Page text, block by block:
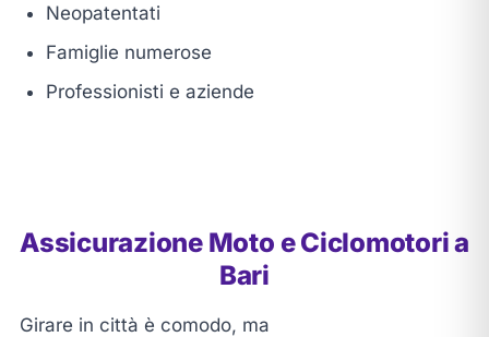
Neopatentati
Famiglie numerose
Professionisti e aziende
Assicurazione Moto e Ciclomotori a
Bari
Girare in città è comodo, ma